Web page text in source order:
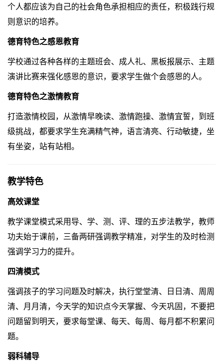
个人都应该为自己的社会角色承担相应的责任，积极践行规
则意识的培养。
德育特色之感恩教育
学校通过各种各样的主题班会、成人礼、黑板报展示、主题
演讲比赛来强化感恩的意识，要求学生做个会感恩的人。
德育特色之激情教育
打造激情校园，从激情早晚读、激情跑操、激情宜誓，到班
级挑战，都要求学生充满精气神，语言清亮、行动敏捷，坐
有坐姿，站有站相。
教学特色
高效课堂
教学课堂模式采用导、学、测、评、理的五步法教学，教师
功夫始于课前，三备两研强调教学精准，对学生的及时检测
强调学习力的提升。
四清模式
强调孩子的学习问题及时解决，执行堂堂清、日日清、周周
清、月月清，今天学的知识点今天掌握、今天巩固，不要把
问题留到明天，要求每堂课、每天、每周、每月都不积累问
题。
弱科辅导